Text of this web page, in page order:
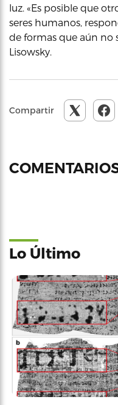
luz. «Es posible que
seres humanos,
de formas que aún no
Lisowsky.
Compartir
Lo Último